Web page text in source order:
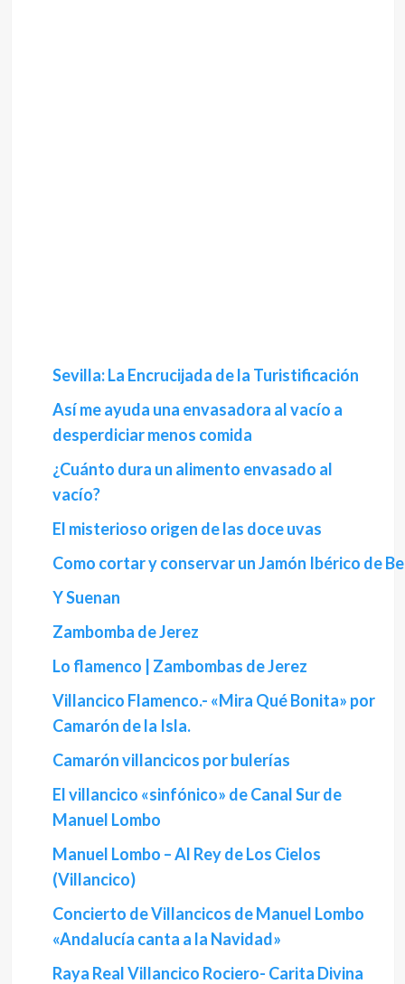
Sevilla: La Encrucijada de la Turistificación
Así me ayuda una envasadora al vacío a
desperdiciar menos comida
¿Cuánto dura un alimento envasado al
vacío?
El misterioso origen de las doce uvas
Como cortar y conservar un Jamón Ibérico de
Y Suenan
Zambomba de Jerez
Lo flamenco | Zambombas de Jerez
Villancico Flamenco.- «Mira Qué Bonita» por
Camarón de la Isla.
Camarón villancicos por bulerías
El villancico «sinfónico» de Canal Sur de
Manuel Lombo
Manuel Lombo – Al Rey de Los Cielos
(Villancico)
Concierto de Villancicos de Manuel Lombo
«Andalucía canta a la Navidad»
Raya Real Villancico Rociero- Carita Divina